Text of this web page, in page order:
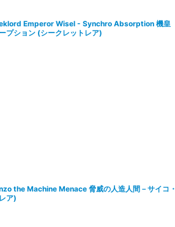
Emperor Wisel - Synchro Absorption 機皇
プション (シークレットレア)
the Machine Menace 脅威の人造人間－サイコ・
ア)